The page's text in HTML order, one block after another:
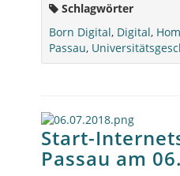
Schlagwörter
Born Digital, Digital,
Passau,
Start-
Passau am